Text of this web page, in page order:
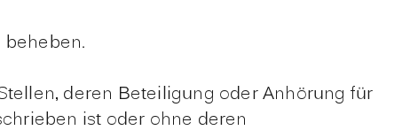
deren Beteiligung oder Anhörung für
ist oder ohne deren